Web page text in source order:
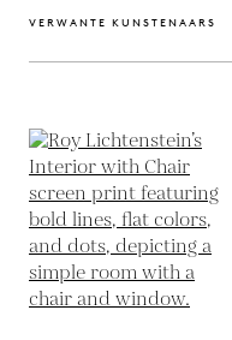
VERWANTE KUNSTENAARS